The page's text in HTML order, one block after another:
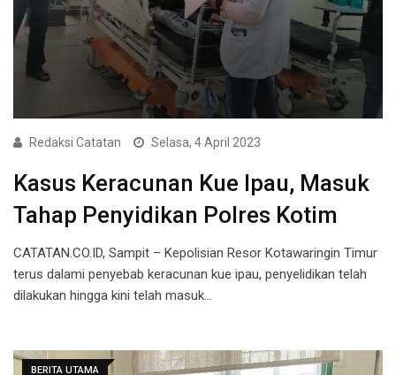
Redaksi Catatan Selasa, 4 April 2023
Kasus Keracunan Kue Ipau, Masuk
Tahap Penyidikan Polres Kotim
CATATAN.CO.ID, Sampit – Kepolisian Resor Kotawaringin Timur
terus dalami penyebab keracunan kue ipau, penyelidikan telah
dilakukan hingga kini telah masuk…
BERITA UTAMA